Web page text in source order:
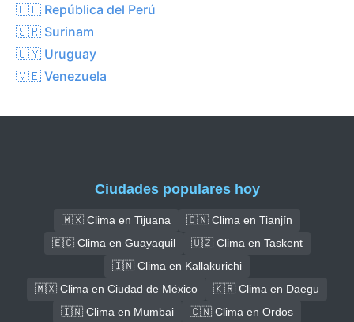
🇵🇪 República del Perú
🇸🇷 Surinam
🇺🇾 Uruguay
🇻🇪 Venezuela
Ciudades populares hoy
🇲🇽 Clima en Tijuana
🇨🇳 Clima en Tianjín
🇪🇨 Clima en Guayaquil
🇺🇿 Clima en Taskent
🇮🇳 Clima en Kallakurichi
🇲🇽 Clima en Ciudad de México
🇰🇷 Clima en Daegu
🇮🇳 Clima en Mumbai
🇨🇳 Clima en Ordos